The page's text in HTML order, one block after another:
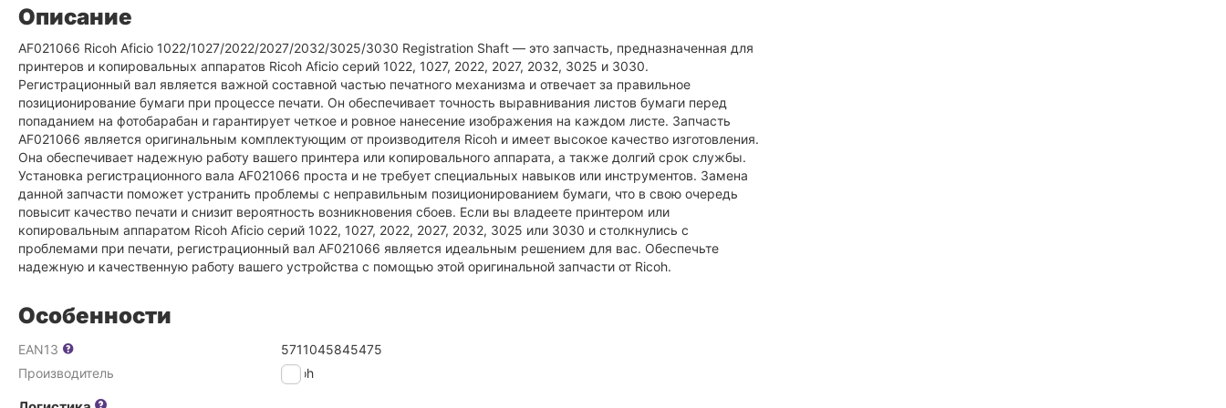
Описание
AF021066 Ricoh Aficio 1022/1027/2022/2027/2032/3025/3030 Registration Shaft — это запчасть, предназначенная для
принтеров и копировальных аппаратов Ricoh Aficio серий 1022, 1027, 2022, 2027, 2032, 3025 и 3030.
Регистрационный вал является важной составной частью печатного механизма и отвечает за правильное
позиционирование бумаги при процессе печати. Он обеспечивает точность выравнивания листов бумаги перед
попаданием на фотобарабан и гарантирует четкое и ровное нанесение изображения на каждом листе. Запчасть
AF021066 является оригинальным комплектующим от производителя Ricoh и имеет высокое качество изготовления.
Она обеспечивает надежную работу вашего принтера или копировального аппарата, а также долгий срок службы.
Установка регистрационного вала AF021066 проста и не требует специальных навыков или инструментов. Замена
данной запчасти поможет устранить проблемы с неправильным позиционированием бумаги, что в свою очередь
повысит качество печати и снизит вероятность возникновения сбоев. Если вы владеете принтером или
копировальным аппаратом Ricoh Aficio серий 1022, 1027, 2022, 2027, 2032, 3025 или 3030 и столкнулись с
проблемами при печати, регистрационный вал AF021066 является идеальным решением для вас. Обеспечьте
надежную и качественную работу вашего устройства с помощью этой оригинальной запчасти от Ricoh.
Особенности
EAN13
5711045845475
Производитель
Ricoh